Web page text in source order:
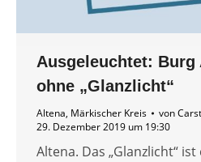
Ausgeleuchtet: Burg
ohne „Glanzlicht“
Altena, Märkischer Kreis von
29. Dezember 2019 um 19:30
Altena. Das „Glanzlicht“